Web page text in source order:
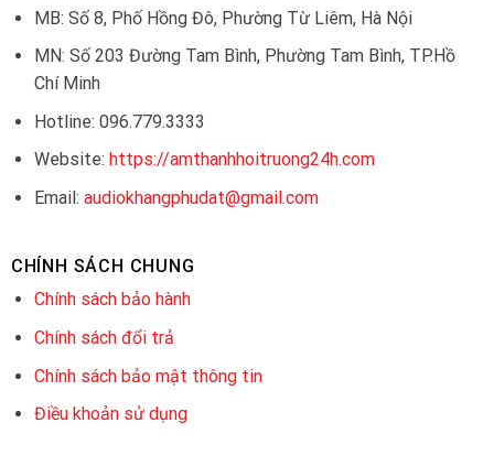
MB: Số 8, Phố Hồng Đô, Phường Từ Liêm, Hà Nội
MN: Số 203 Đường Tam Bình, Phường Tam Bình, TP.Hồ
Chí Minh
Hotline: 096.779.3333
Website: https://amthanhhoitruong24h.com
Email: audiokhangphudat@gmail.com
CHÍNH SÁCH CHUNG
Chính sách bảo hành
Chính sách đổi trả
Chính sách bảo mật thông tin
Điều khoản sử dụng